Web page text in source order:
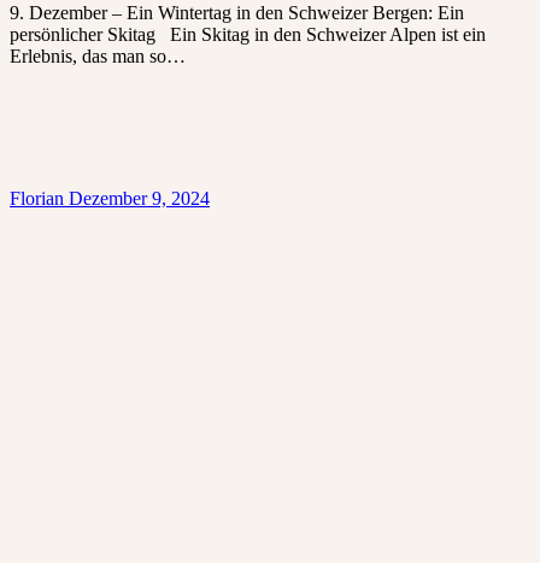
9. Dezember – Ein Wintertag in den Schweizer Bergen: Ein
persönlicher Skitag Ein Skitag in den Schweizer Alpen ist ein
Erlebnis, das man so…
Florian Dezember 9, 2024